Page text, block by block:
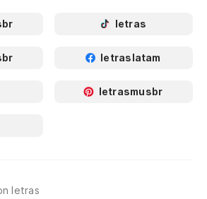
letras
letraslatam
letrasmusbr
letras